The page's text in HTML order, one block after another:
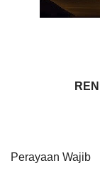
Perayaan Wajib